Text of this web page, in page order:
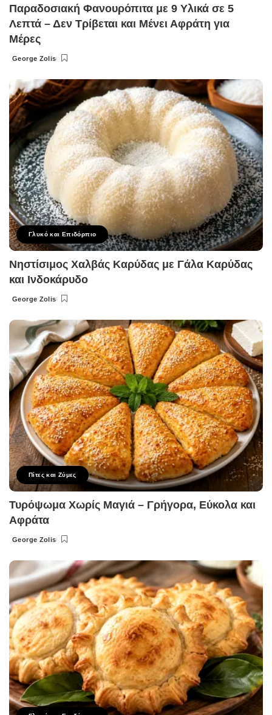
Παραδοσιακή Φανουρόπιτα με 9 Υλικά σε 5
Λεπτά – Δεν Τρίβεται και Μένει Αφράτη για
Μέρες
Posted
George Zolis
Γλυκό και Επιδόρπιο
Νηστίσιμος Χαλβάς Καρύδας με Γάλα Καρύδας
και Ινδοκάρυδο
Posted
George Zolis
Πίτες και Ζύμες
Τυρόψωμα Χωρίς Μαγιά – Γρήγορα, Εύκολα και
Αφράτα
Posted
George Zolis